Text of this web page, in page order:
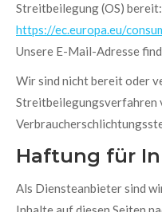
Streitbeilegung (OS) bereit:
https://ec.europa.eu/
Unsere E-Mail-Adresse
Wir sind nicht bereit oder
Streitbeilegungsverfahren
Haftung für
Als Diensteanbieter sind